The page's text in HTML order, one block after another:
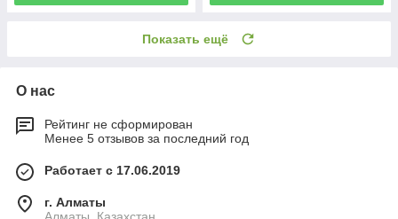
Показать ещё
О нас
Рейтинг не сформирован
Менее 5 отзывов за последний год
Работает с 17.06.2019
г. Алматы